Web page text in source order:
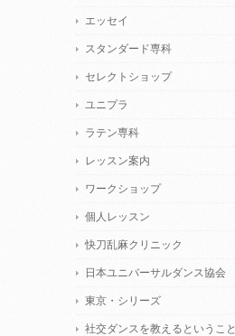
エッセイ
スタンダード専科
セレクトショップ
ユニプラ
ラテン専科
レッスン案内
ワークショップ
個人レッスン
快刀乱麻クリニック
日本ユニバーサルダンス協会
東京・シリーズ
社交ダンスを教えるということ